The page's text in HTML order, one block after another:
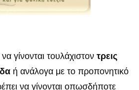
γίνονται τουλάχιστον τρεις
ή ανάλογα με το προπονητικό
να γίνονται οπωσδήποτε